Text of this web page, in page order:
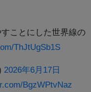
ことにした世界線の
ThJtUgSb1S
2026年6月17日
BgzWPtvNaz